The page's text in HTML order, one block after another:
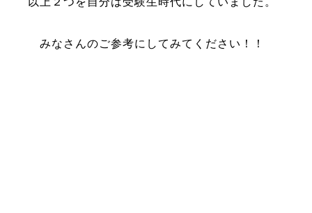
みなさんのご参考にしてみてください！！